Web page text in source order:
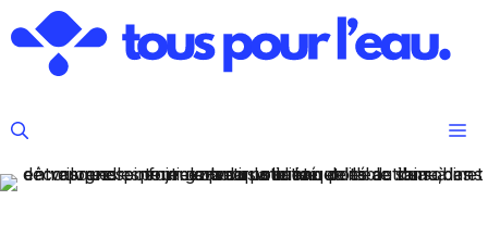
au
contenu